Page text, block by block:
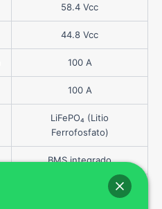
58.4 Vcc
44.8 Vcc
100 A
100 A
LiFePO₄ (Litio
Ferrofosfato)
BMS integrado